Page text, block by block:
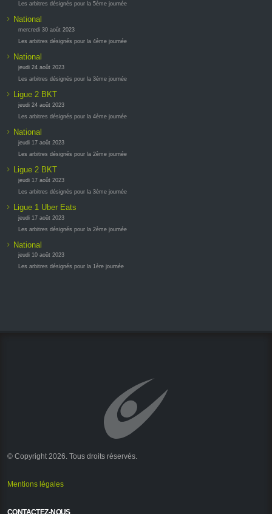
Les arbitres désignés pour la 5ème journée
National
mercredi 30 août 2023
Les arbitres désignés pour la 4ème journée
National
jeudi 24 août 2023
Les arbitres désignés pour la 3ème journée
Ligue 2 BKT
jeudi 24 août 2023
Les arbitres désignés pour la 4ème journée
National
jeudi 17 août 2023
Les arbitres désignés pour la 2ème journée
Ligue 2 BKT
jeudi 17 août 2023
Les arbitres désignés pour la 3ème journée
Ligue 1 Uber Eats
jeudi 17 août 2023
Les arbitres désignés pour la 2ème journée
National
jeudi 10 août 2023
Les arbitres désignés pour la 1ère journée
© Copyright 2026. Tous droits réservés.
Mentions légales
CONTACTEZ-NOUS